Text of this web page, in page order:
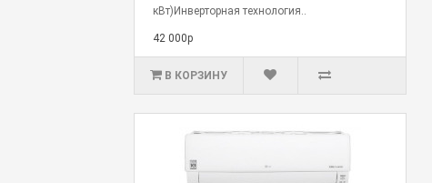
кВт)Инверторная технология..
42 000р
В КОРЗИНУ